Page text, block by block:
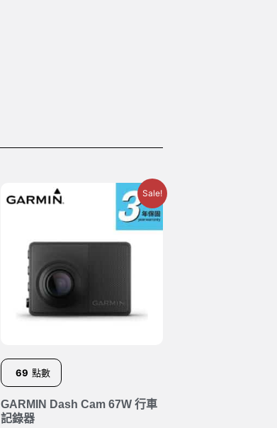
Sale!
69 點數
GARMIN Dash Cam 67W 行車
記錄器